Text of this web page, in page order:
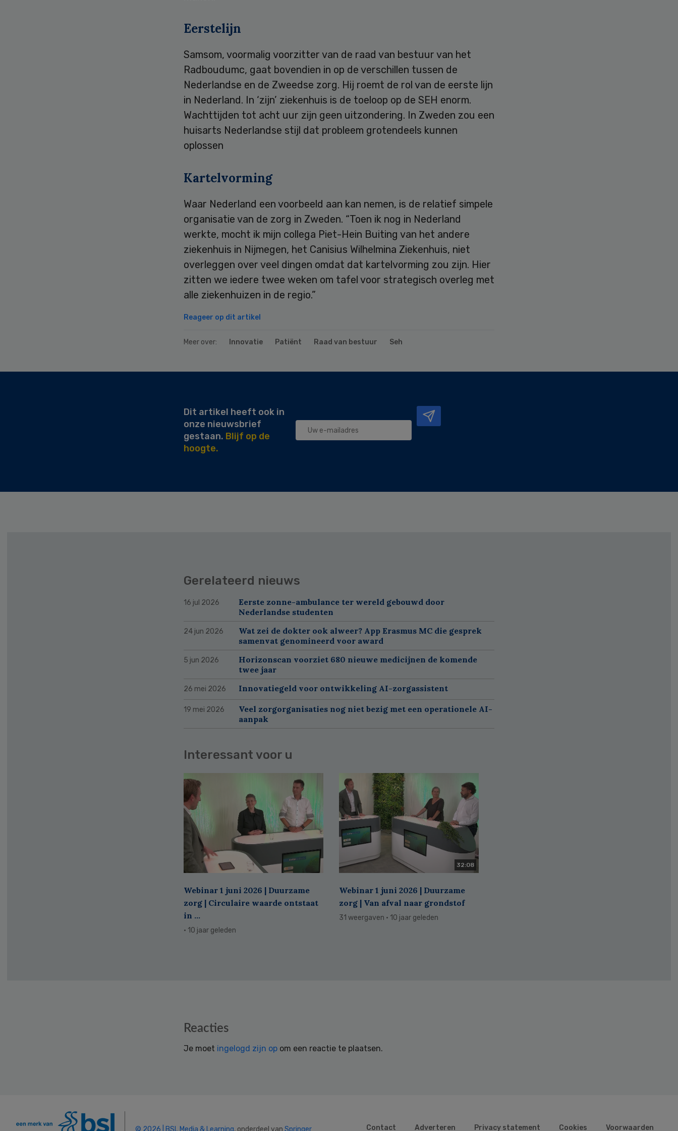
Eerstelijn
Samsom, voormalig voorzitter van de raad van bestuur van het
Radboudumc, gaat bovendien in op de verschillen tussen de
Nederlandse en de Zweedse zorg. Hij roemt de rol van de eerste lijn
in Nederland. In ‘zijn’ ziekenhuis is de toeloop op de SEH enorm.
Wachttijden tot acht uur zijn geen uitzondering. In Zweden zou een
huisarts Nederlandse stijl dat probleem grotendeels kunnen
oplossen
Kartelvorming
Waar Nederland een voorbeeld aan kan nemen, is de relatief simpele
organisatie van de zorg in Zweden. “Toen ik nog in Nederland
werkte, mocht ik mijn collega Piet-Hein Buiting van het andere
ziekenhuis in Nijmegen, het Canisius Wilhelmina Ziekenhuis, niet
overleggen over veel dingen omdat dat kartelvorming zou zijn. Hier
zitten we iedere twee weken om tafel voor strategisch overleg met
alle ziekenhuizen in de regio.”
Reageer op dit artikel
Meer over: Innovatie Patiënt Raad van bestuur Seh
Dit artikel heeft ook in
onze nieuwsbrief
gestaan. Blijf op de
hoogte.
Gerelateerd nieuws
16 jul 2026
Eerste zonne-ambulance ter wereld gebouwd door
Nederlandse studenten
24 jun 2026
Wat zei de dokter ook alweer? App Erasmus MC die gesprek
samenvat genomineerd voor award
5 jun 2026
Horizonscan voorziet 680 nieuwe medicijnen de komende
twee jaar
26 mei 2026 Innovatiegeld voor ontwikkeling AI-zorgassistent
19 mei 2026
Veel zorgorganisaties nog niet bezig met een operationele AI-
aanpak
Interessant voor u
Webinar 1 juni 2026 | Duurzame
zorg | Circulaire waarde ontstaat
in ...
· 10 jaar geleden
32:08
Webinar 1 juni 2026 | Duurzame
zorg | Van afval naar grondstof
31 weergaven · 10 jaar geleden
Reacties
Je moet ingelogd zijn op om een reactie te plaatsen.
Contact Adverteren Privacy statement Cookies Voorwaarden